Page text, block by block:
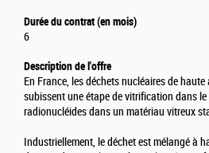
Durée du contrat (en mois)
6
Description de l'offre
En France, les déchets nucléaires de
subissent une étape de vitrification dans
radionucléides dans un matériau vitreux
Industriellement, le déchet est mélangé à